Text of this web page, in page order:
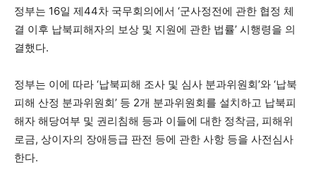
정부는 16일 제44차 국무회의에서 ‘군사정전에 관한 협정 체
결 이후 납북피해자의 보상 및 지원에 관한 법률’ 시행령을 의
결했다.
정부는 이에 따라 ‘납북피해 조사 및 심사 분과위원회’와 ‘납북
피해 산정 분과위원회’ 등 2개 분과위원회를 설치하고 납북피
해자 해당여부 및 권리침해 등과 이들에 대한 정착금, 피해위
로금, 상이자의 장애등급 판전 등에 관한 사항 등을 사전심사
한다.